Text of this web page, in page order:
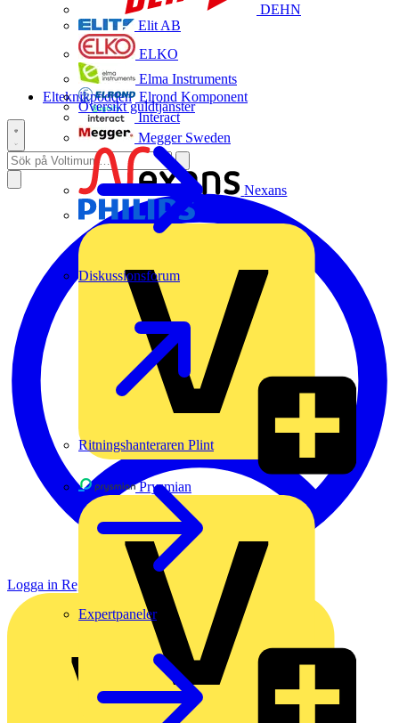
DEHN
Elit AB
ELKO
Elma Instruments
Elrond Komponent
Interact
Megger Sweden
Nexans
Prysmian
Översikt guldtjänster
Diskussionsforum
Ritningshanteraren Plint
Expertpaneler
Elteknikpodden
Logga in Registrera dig